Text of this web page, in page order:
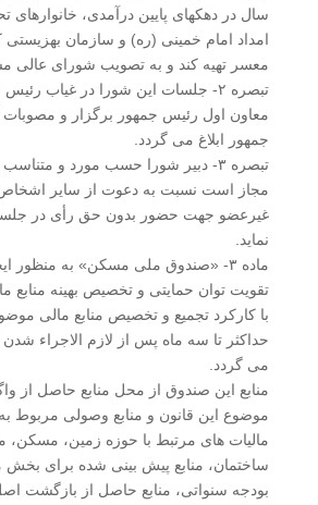
سال در دهکهای پایین درآمدی،
امداد امام خمینی (ره) و سازمان
معسر تهیه کند و به تصویب شورای عالی
تبصره ۲- جلسات این شورا در غیاب
معاون اول رئیس جمهور برگزار و
جمهور ابلاغ می گردد.
تبصره ۳- دبیر شورا حسب مورد و
مجاز است نسبت به دعوت از سایر
غیرعضو جهت حضور بدون حق رأی در
نماید.
ماده ۳- «صندوق ملی مسکن» به منظور
تقویت توان حمایتی و تخصیص بهینه
با کارکرد تجمیع و تخصیص منابع مالی
حداکثر تا سه ماه پس از لازم الاجراء
می گردد.
منابع این صندوق از محل منابع حاصل از
مالیات های مرتبط با حوزه زمین، مسکن،
ساختمان، منابع پیش بینی شده برای بخش
بودجه سنواتی، منابع حاصل از بازگشت